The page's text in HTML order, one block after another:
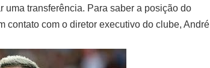
transferência. Para saber a posição do
contato com o diretor executivo do clube, André